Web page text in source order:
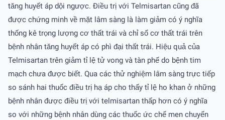
tăng huyết áp dội ngược. Ðiều trị với Telmisartan cũng đã
được chứng minh về mặt lâm sàng là làm giảm có ý nghĩa
thống kê trọng lượng cơ thất trái và chỉ số cơ thất trái trên
bệnh nhân tăng huyết áp có phì đại thất trái. Hiệu quả của
Telmisartan trên giảm tỉ lệ tử vong và tàn phế do bệnh tim
mạch chưa được biết. Qua các thử nghiệm lâm sàng trực tiếp
so sánh hai thuốc điều trị hạ áp cho thấy tỉ lệ ho khan ở những
bệnh nhân được điều trị với telmisartan thấp hơn có ý nghĩa
so với những bệnh nhân dùng các thuốc ức chế men chuyển